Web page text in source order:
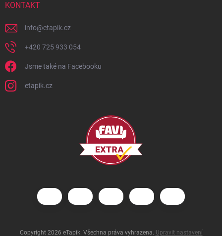
KONTAKT
info@etapik.cz
+420 725 933 054
Jsme také na Facebooku
etapik.cz
Copyright 2026 eTapik. Všechna práva vyhrazena. Upravit nastavení